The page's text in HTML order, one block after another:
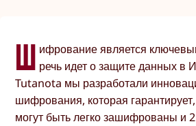
Ш ифрование является
речь идет о защите данных в
Tutanota мы разработали
шифрования, которая
могут быть легко зашифрованы и